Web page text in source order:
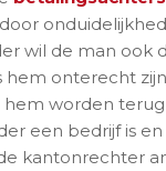
wil de man ook
hem onterecht
hem worden
een bedrijf is
kantonrechter